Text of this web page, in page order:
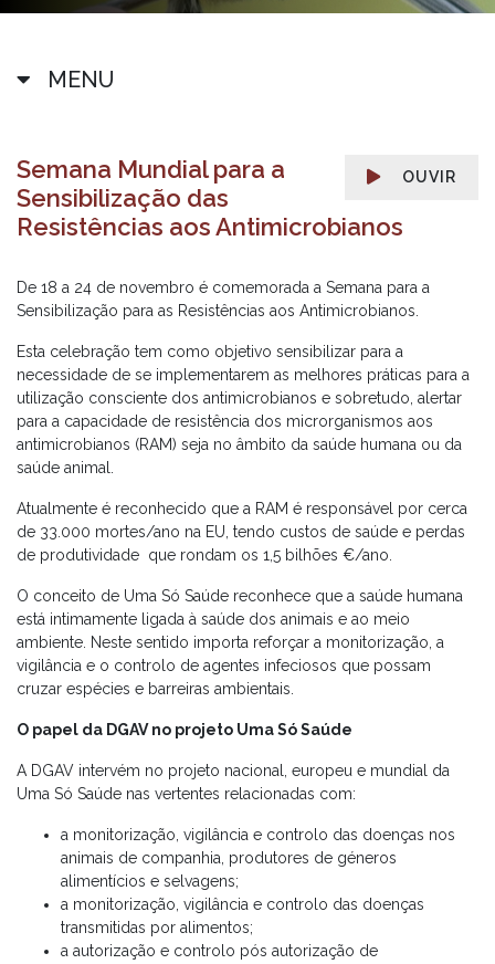
MENU
OUVIR
Semana Mundial para a
Sensibilização das
Resistências aos Antimicrobianos
De 18 a 24 de novembro é comemorada a Semana para a
Sensibilização para as Resistências aos Antimicrobianos.
Esta celebração tem como objetivo sensibilizar para a
necessidade de se implementarem as melhores práticas para a
utilização consciente dos antimicrobianos e sobretudo, alertar
para a capacidade de resistência dos microrganismos aos
antimicrobianos (RAM) seja no âmbito da saúde humana ou da
saúde animal.
Atualmente é reconhecido que a RAM é responsável por cerca
de 33.000 mortes/ano na EU, tendo custos de saúde e perdas
de produtividade que rondam os 1,5 bilhões €/ano.
O conceito de Uma Só Saúde reconhece que a saúde humana
está intimamente ligada à saúde dos animais e ao meio
ambiente. Neste sentido importa reforçar a monitorização, a
vigilância e o controlo de agentes infeciosos que possam
cruzar espécies e barreiras ambientais.
O papel da DGAV no projeto Uma Só Saúde
A DGAV intervém no projeto nacional, europeu e mundial da
Uma Só Saúde nas vertentes relacionadas com:
a monitorização, vigilância e controlo das doenças nos
animais de companhia, produtores de géneros
alimentícios e selvagens;
a monitorização, vigilância e controlo das doenças
transmitidas por alimentos;
a autorização e controlo pós autorização de